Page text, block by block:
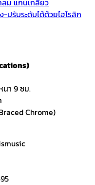
นา 9 ซม.
Chrome)